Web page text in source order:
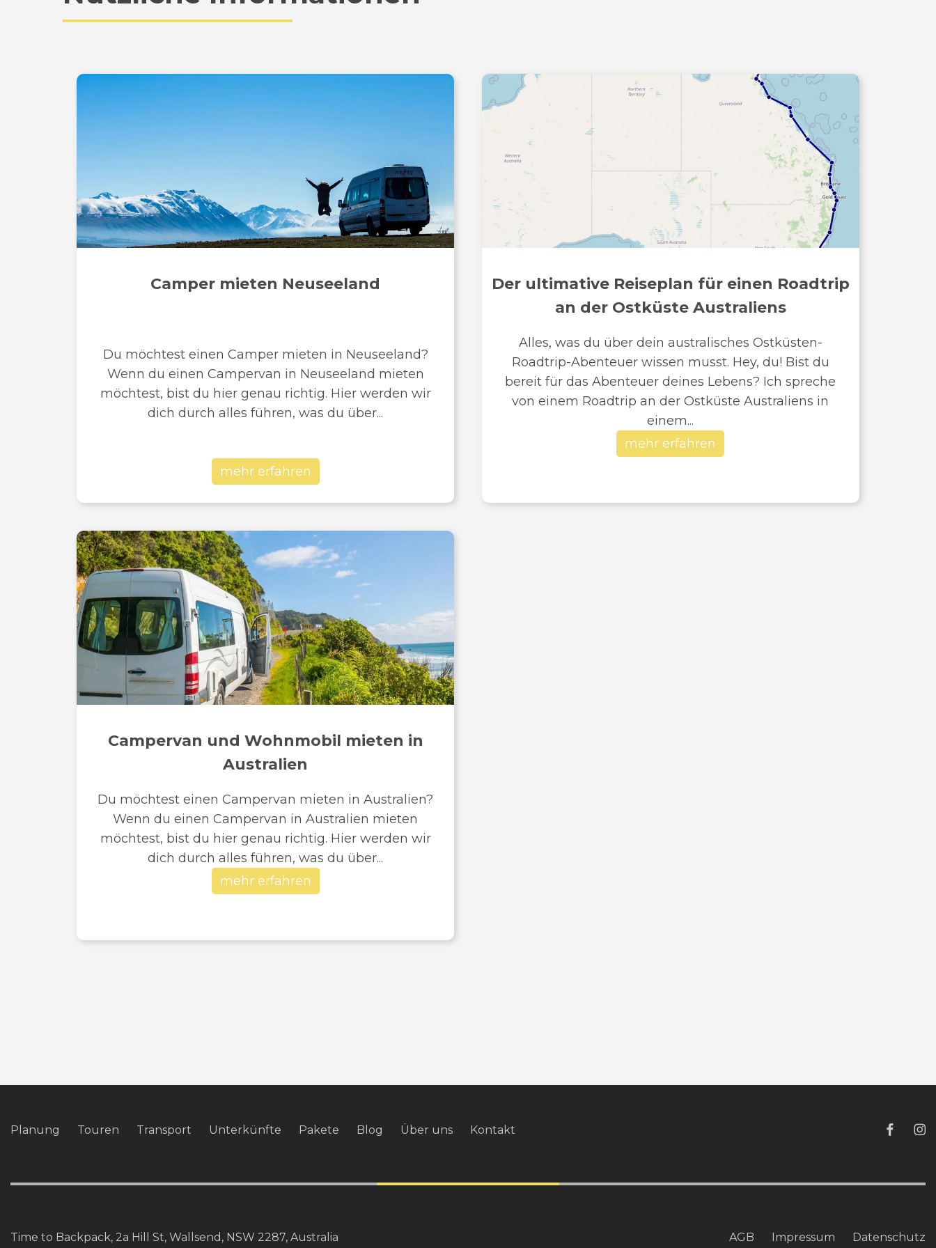
Camper mieten Neuseeland
Du möchtest einen Camper mieten in Neuseeland?
Wenn du einen Campervan in Neuseeland mieten
möchtest, bist du hier genau richtig. Hier werden wir
dich durch alles führen, was du über...
mehr erfahren
Der ultimative Reiseplan für einen Roadtrip
an der Ostküste Australiens
Alles, was du über dein australisches Ostküsten-
Roadtrip-Abenteuer wissen musst. Hey, du! Bist du
bereit für das Abenteuer deines Lebens? Ich spreche
von einem Roadtrip an der Ostküste Australiens in
einem...
mehr erfahren
Campervan und Wohnmobil mieten in
Australien
Du möchtest einen Campervan mieten in Australien?
Wenn du einen Campervan in Australien mieten
möchtest, bist du hier genau richtig. Hier werden wir
dich durch alles führen, was du über...
mehr erfahren
Planung Touren Transport Unterkünfte Pakete Blog Über uns Kontakt
Time to Backpack, 2a Hill St, Wallsend, NSW 2287, Australia AGB Impressum Datenschutz